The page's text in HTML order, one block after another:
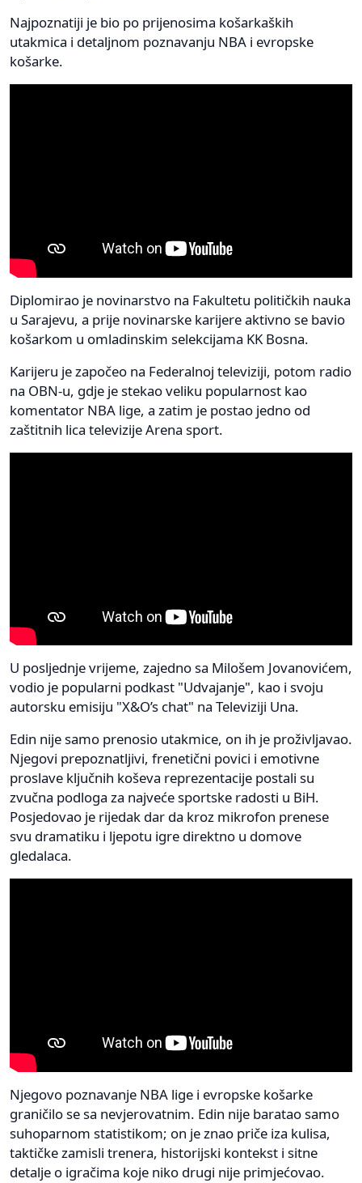
Najpoznatiji je bio po prijenosima košarkaških
utakmica i detaljnom poznavanju NBA i evropske
košarke.
Diplomirao je novinarstvo na Fakultetu političkih nauka
u Sarajevu, a prije novinarske karijere aktivno se bavio
košarkom u omladinskim selekcijama KK Bosna.
Karijeru je započeo na Federalnoj televiziji, potom radio
na OBN-u, gdje je stekao veliku popularnost kao
komentator NBA lige, a zatim je postao jedno od
zaštitnih lica televizije Arena sport.
U posljednje vrijeme, zajedno sa Milošem Jovanovićem,
vodio je popularni podkast "Udvajanje", kao i svoju
autorsku emisiju "X&O’s chat" na Televiziji Una.
Edin nije samo prenosio utakmice, on ih je proživljavao.
Njegovi prepoznatljivi, frenetični povici i emotivne
proslave ključnih koševa reprezentacije postali su
zvučna podloga za najveće sportske radosti u BiH.
Posjedovao je rijedak dar da kroz mikrofon prenese
svu dramatiku i ljepotu igre direktno u domove
gledalaca.
Njegovo poznavanje NBA lige i evropske košarke
graničilo se sa nevjerovatnim. Edin nije baratao samo
suhoparnom statistikom; on je znao priče iza kulisa,
taktičke zamisli trenera, historijski kontekst i sitne
detalje o igračima koje niko drugi nije primjećovao.